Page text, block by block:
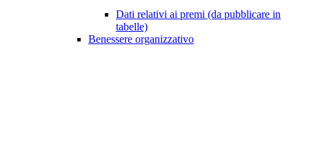
Dati relativi ai premi (da pubblicare in
tabelle)
Benessere organizzativo